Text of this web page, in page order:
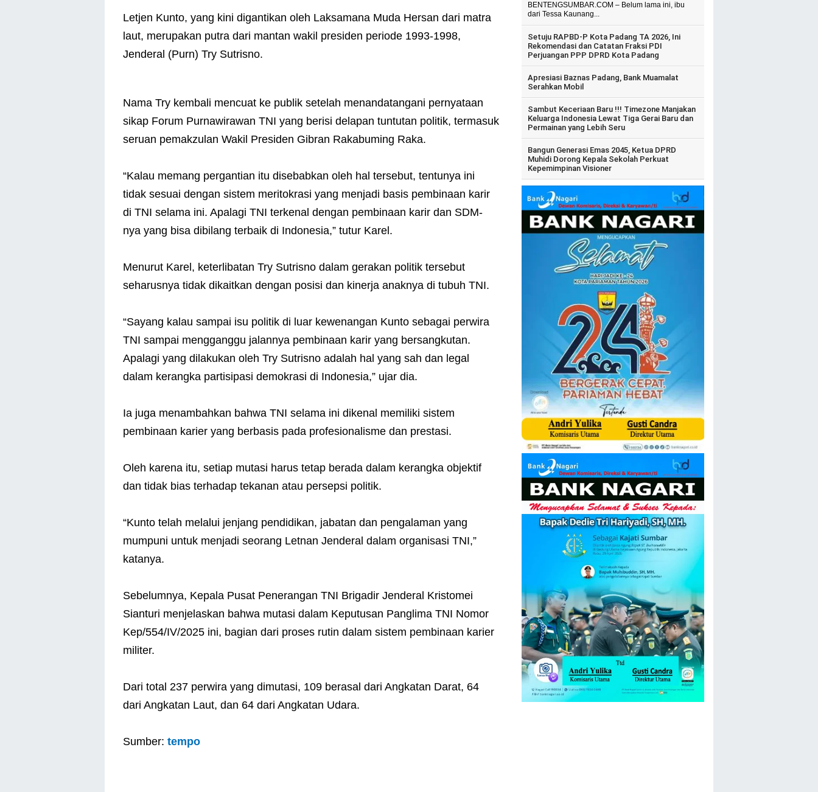
Letjen Kunto, yang kini digantikan oleh Laksamana Muda Hersan dari matra
laut, merupakan putra dari mantan wakil presiden periode 1993-1998,
Jenderal (Purn) Try Sutrisno.
Nama Try kembali mencuat ke publik setelah menandatangani pernyataan
sikap Forum Purnawirawan TNI yang berisi delapan tuntutan politik, termasuk
seruan pemakzulan Wakil Presiden Gibran Rakabuming Raka.
“Kalau memang pergantian itu disebabkan oleh hal tersebut, tentunya ini
tidak sesuai dengan sistem meritokrasi yang menjadi basis pembinaan karir
di TNI selama ini. Apalagi TNI terkenal dengan pembinaan karir dan SDM-
nya yang bisa dibilang terbaik di Indonesia,” tutur Karel.
Menurut Karel, keterlibatan Try Sutrisno dalam gerakan politik tersebut
seharusnya tidak dikaitkan dengan posisi dan kinerja anaknya di tubuh TNI.
“Sayang kalau sampai isu politik di luar kewenangan Kunto sebagai perwira
TNI sampai mengganggu jalannya pembinaan karir yang bersangkutan.
Apalagi yang dilakukan oleh Try Sutrisno adalah hal yang sah dan legal
dalam kerangka partisipasi demokrasi di Indonesia,” ujar dia.
Ia juga menambahkan bahwa TNI selama ini dikenal memiliki sistem
pembinaan karier yang berbasis pada profesionalisme dan prestasi.
Oleh karena itu, setiap mutasi harus tetap berada dalam kerangka objektif
dan tidak bias terhadap tekanan atau persepsi politik.
“Kunto telah melalui jenjang pendidikan, jabatan dan pengalaman yang
mumpuni untuk menjadi seorang Letnan Jenderal dalam organisasi TNI,”
katanya.
Sebelumnya, Kepala Pusat Penerangan TNI Brigadir Jenderal Kristomei
Sianturi menjelaskan bahwa mutasi dalam Keputusan Panglima TNI Nomor
Kep/554/IV/2025 ini, bagian dari proses rutin dalam sistem pembinaan karier
militer.
Dari total 237 perwira yang dimutasi, 109 berasal dari Angkatan Darat, 64
dari Angkatan Laut, dan 64 dari Angkatan Udara.
Sumber: tempo
BENTENGSUMBAR.COM – Belum lama ini, ibu
dari Tessa Kaunang...
Setuju RAPBD-P Kota Padang TA 2026, Ini
Rekomendasi dan Catatan Fraksi PDI
Perjuangan PPP DPRD Kota Padang
Apresiasi Baznas Padang, Bank Muamalat
Serahkan Mobil
Sambut Keceriaan Baru !!! Timezone Manjakan
Keluarga Indonesia Lewat Tiga Gerai Baru dan
Permainan yang Lebih Seru
Bangun Generasi Emas 2045, Ketua DPRD
Muhidi Dorong Kepala Sekolah Perkuat
Kepemimpinan Visioner